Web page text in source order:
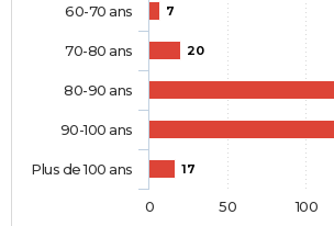
7
20
17
60-70 ans
70-80 ans
80-90 ans
90-100 ans
Plus de 100 ans
0 50 100